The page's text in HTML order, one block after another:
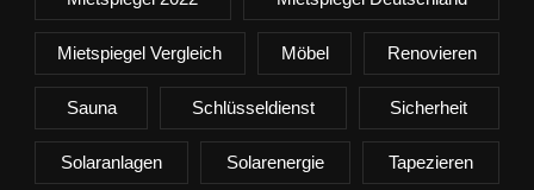
Mietspiegel Vergleich Möbel Renovieren
Sauna Schlüsseldienst Sicherheit
Solaranlagen Solarenergie Tapezieren